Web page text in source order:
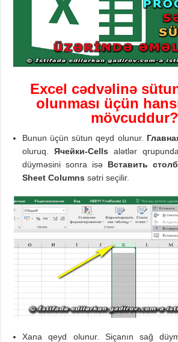
Excel cədvəlinə
olunması üçün
mövcuddur?
Bunun üçün sütun qeyd olunur.
oluruq.Ячейки-Cells alətlər
düyməsini sonra isə Вставить
Sheet Columns sətri seçilir.
Xana qeyd olunur. Siçanın sağ